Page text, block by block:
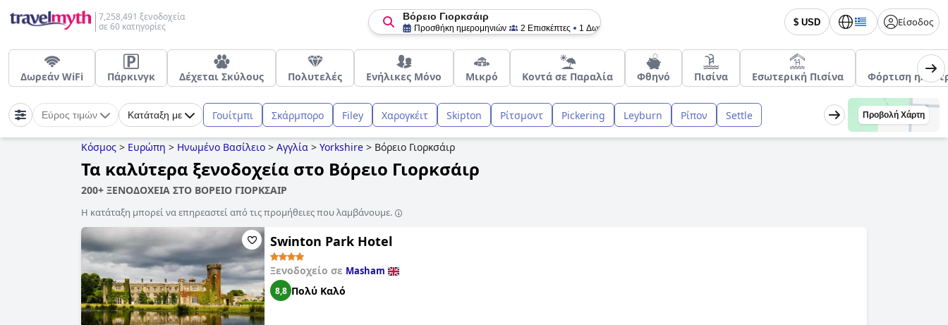
7,258,491 ξενοδοχεία
σε 60 κατηγορίες
$ USD Είσοδος
Βόρειο Γιορκσάιρ
Προσθήκη ημερομηνιών 2 Επισκέπτες 1 Δωμάτιο
Δωρεάν WiFi Πάρκινγκ Δέχεται Σκύλους Πολυτελές Ενήλικες Μόνο Μικρό Κοντά σε Παραλία Φθηνό Πισίνα Εσωτερική Πισίνα Φόρτιση
Εύρος τιμών Κατάταξη με Γουίτμπι Σκάρμπορο Filey Χαρογκέιτ Skipton Ρίτσμοντ Pickering Leyburn Ρίπον Settle Προβολή Χάρτη
Κόσμος > Ευρώπη > Ηνωμένο Βασίλειο > Αγγλία > Yorkshire > Βόρειο Γιορκσάιρ
Τα καλύτερα ξενοδοχεία στο Βόρειο Γιορκσάιρ
200+ ΞΕΝΟΔΟΧΕΙΑ ΣΤΟ ΒΟΡΕΙΟ ΓΙΟΡΚΣΑΙΡ
Η κατάταξη μπορεί να επηρεαστεί από τις προμήθειες που λαμβάνουμε.
Swinton Park Hotel
Ξενοδοχείο σε Masham
8,8 Πολύ Καλό